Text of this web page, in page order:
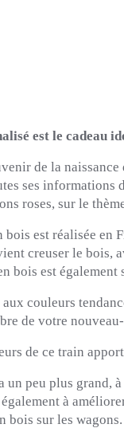
est le cadeau
de la
ses informations
roses, sur le
est réalisée en
creuser le bois,
bois est également
couleurs
de votre
de ce train
un peu plus grand,
à
bois sur les wagons.